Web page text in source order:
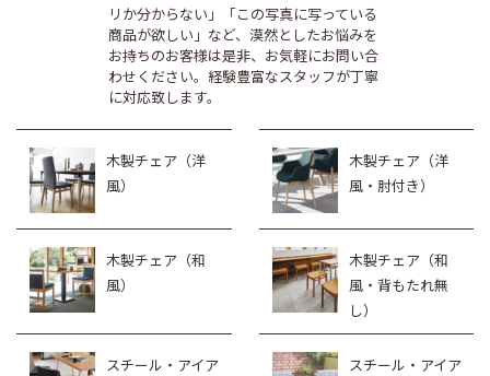
リか分からない」「この写真に写っている
商品が欲しい」など、漠然としたお悩みを
お持ちのお客様は是非、お気軽にお問い合
わせください。経験豊富なスタッフが丁寧
に対応致します。
木製チェア（洋
風）
木製チェア（洋
風・肘付き）
木製チェア（和
風）
木製チェア（和
風・背もたれ無
し）
スチール・アイア
スチール・アイア